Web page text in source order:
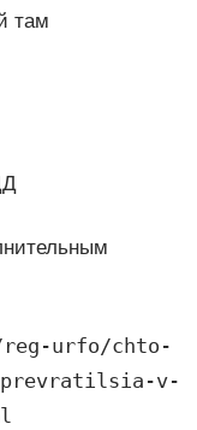
там
urfo/chto-
v-